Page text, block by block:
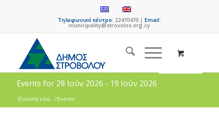
Τηλεφωνικό κέντρο: 22470470 |Email:
municipality@strovolos.org.cy
Events for 28 Ιούν 2026 - 19 Ιούν 2026
Είσαστε εδώ: /Events